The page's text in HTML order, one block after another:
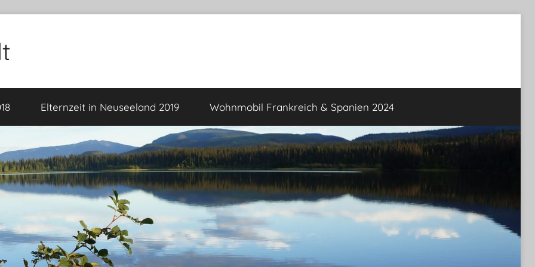
Elternzeit in Neuseeland 2019 Wohnmobil Frankreich & Spanien 2024